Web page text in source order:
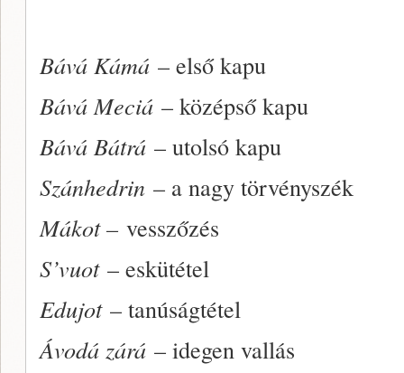
Bává Kámá – első kapu
Bává Meciá – középső kapu
Bává Bátrá – utolsó kapu
Szánhedrin – a nagy törvényszék
Mákot – vesszőzés
S’vuot– eskütétel
Edujot– tanúságtétel
Ávodá zárá – idegen vallás